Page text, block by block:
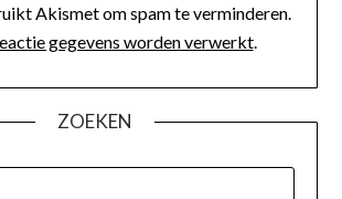
Akismet om spam te verminderen.
gegevens worden verwerkt.
ZOEKEN